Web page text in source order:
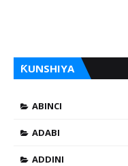
ƘUNSHIYA
ABINCI
ADABI
ADDINI